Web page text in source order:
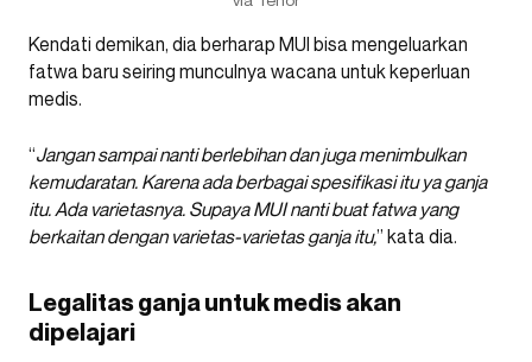
Kendati demikan, dia berharap MUI bisa mengeluarkan
fatwa baru seiring munculnya wacana untuk keperluan
medis.
“Jangan sampai nanti berlebihan dan juga menimbulkan
kemudaratan. Karena ada berbagai spesifikasi itu ya ganja
itu. Ada varietasnya. Supaya MUI nanti buat fatwa yang
berkaitan dengan varietas-varietas ganja itu,” kata dia.
Legalitas ganja untuk medis akan
dipelajari